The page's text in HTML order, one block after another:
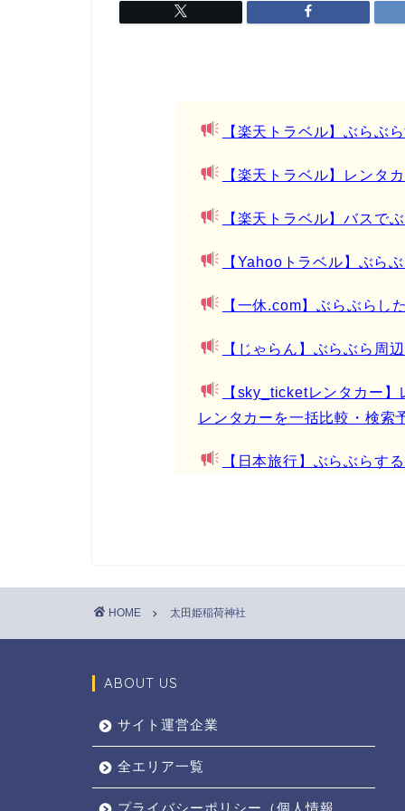
【楽天トラベル】ぶらぶ
【楽天トラベル】レンタ
【楽天トラベル】バスで
【Yahooトラベル】ぶら
【一休.com】ぶらぶらし
【じゃらん】ぶらぶら周
【sky_ticketレンタカー
レンタカーを一括比較・検索
【日本旅行】ぶらぶらす
HOME 太田姫稲荷神社
ABOUT US
サイト運営企業
全エリア一覧